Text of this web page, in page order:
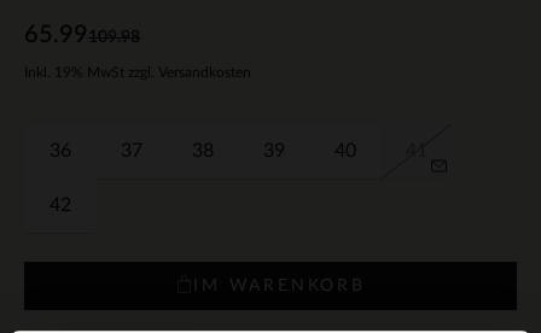
109.98
65.99
Inkl. 19% MwSt zzgl. Versandkosten
36 37 38 39 40
42
IM WARENKORB